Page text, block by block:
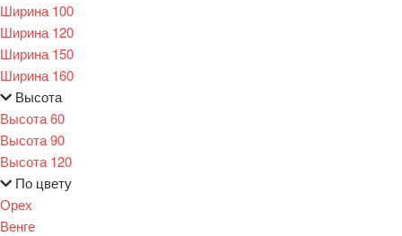
Ширина 100
Ширина 120
Ширина 150
Ширина 160
Высота
Высота 60
Высота 90
Высота 120
По цвету
Орех
Венге